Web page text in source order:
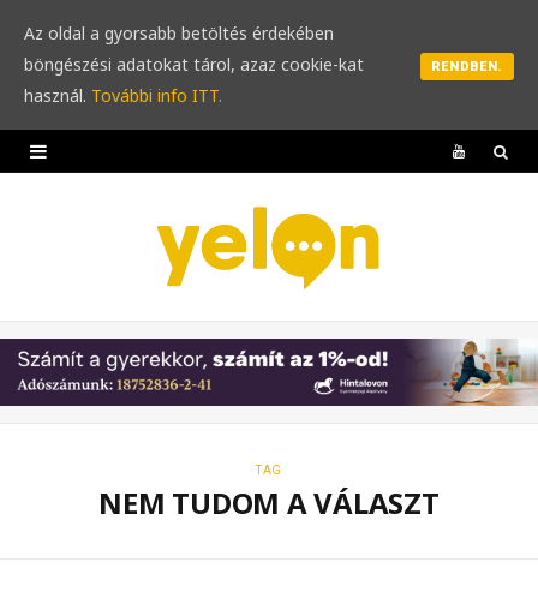
Y
u
b
e
TAG
NEM TUDOM A VÁLASZT
Az oldal a gyorsabb betöltés érdekében
böngészési adatokat tárol, azaz cookie-kat
használ. További info ITT.
RENDBEN.